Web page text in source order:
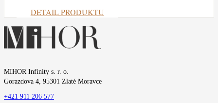
DETAIL PRODUKTU
MIHOR Infinity s. r. o.
Gorazdova 4, 95301 Zlaté Moravce
+421 911 206 577